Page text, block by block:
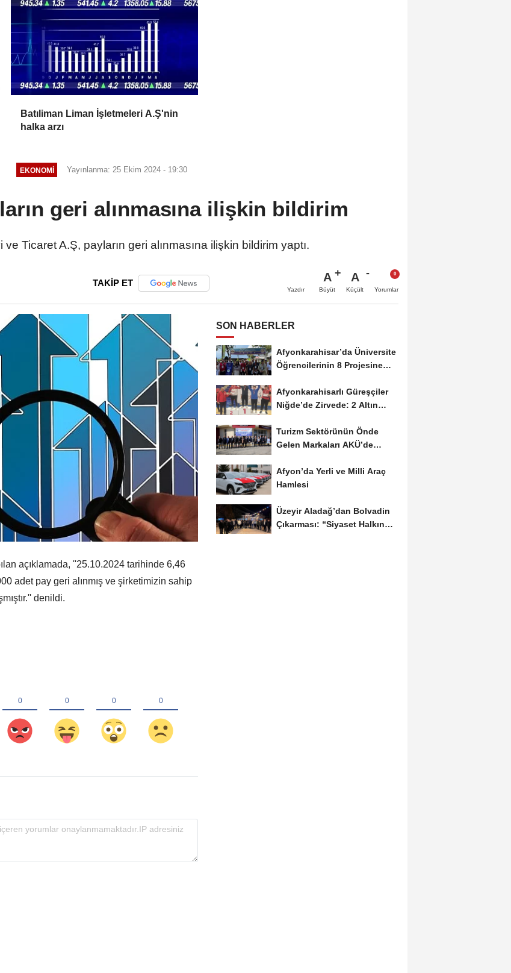
Batıliman Liman İşletmeleri A.Ş'nin
halka arzı
EKONOMI Yayınlanma: 25 Ekim 2024 - 19:30
geri alınmasına ilişkin bildirim
Ticaret A.Ş, payların geri alınmasına ilişkin bildirim yaptı.
TAKİP ET
Yazdır
A
Büyüt
A
Küçült Yorumlar
açıklamada, ''25.10.2024 tarihinde 6,46
adet pay geri alınmış ve şirketimizin sahip
denildi.
SON HABERLER
Afyonkarahisar’da Üniversite
Öğrencilerinin 8 Projesine
Afyonkarahisarlı Güreşçiler
Niğde’de Zirvede: 2 Altın
Turizm Sektörünün Önde
Gelen Markaları AKÜ’de
Afyon’da Yerli ve Milli Araç
Hamlesi
Üzeyir Aladağ’dan Bolvadin
Çıkarması: “Siyaset Halkın